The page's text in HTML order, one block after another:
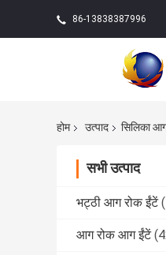
86-13838387996
होम उत्पाद सिलिका
सभी उत्पाद
भट्ठी आग रोक ईंटें
आग रोक आग ईंटें